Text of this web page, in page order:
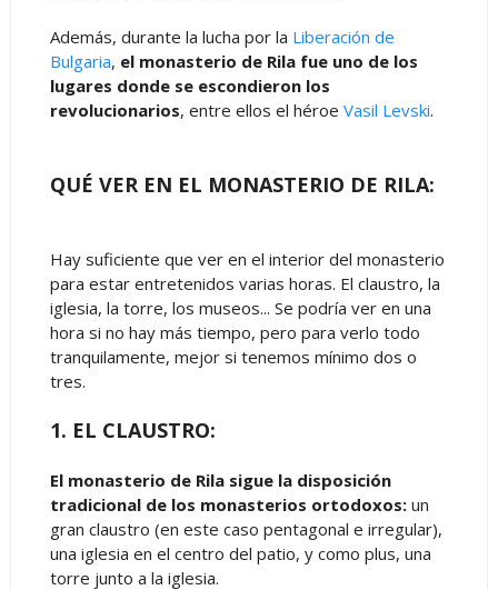
Además, durante la lucha por la Liberación de
Bulgaria, el monasterio de Rila fue uno de los
lugares donde se escondieron los
revolucionarios, entre ellos el héroe Vasil Levski.
QUÉ VER EN EL MONASTERIO DE RILA:
Hay suficiente que ver en el interior del monasterio
para estar entretenidos varias horas. El claustro, la
iglesia, la torre, los museos... Se podría ver en una
hora si no hay más tiempo, pero para verlo todo
tranquilamente, mejor si tenemos mínimo dos o
tres.
1. EL CLAUSTRO:
El monasterio de Rila sigue la disposición
tradicional de los monasterios ortodoxos:un
gran claustro (en este caso pentagonal e irregular),
una iglesia en el centro del patio, y como plus, una
torre junto a la iglesia.